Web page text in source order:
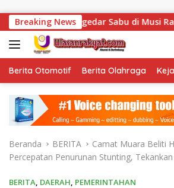
Breaking News
Sabu di Musi Rawas Tak
Berita Otomotif Berita Olahraga
Beranda BERITA
Camat Muara Beliti
Percepatan Penurunan Stunting,
BERITA, DAERAH, PEMERINTAHAN